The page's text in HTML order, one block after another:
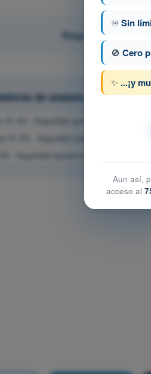
Pregunta 376 de 485
de examen AESA
A1-A3 - Seguridad operacional
A1-A3 - Seguridad operacional
- Seguridad operacional
♾️Sin
🚫 Cero
✨ ...¡y
Aun así,
acceso al